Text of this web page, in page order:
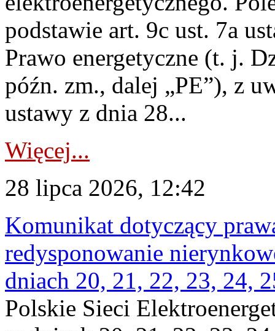
podstawie art. 9c ust. 7a
Prawo energetyczne (t. j.
późn. zm., dalej „PE”), z
ustawy z dnia 28...
Więcej...
28 lipca 2026, 12:42
Komunikat dotyczący
redysponowanie
dniach 20, 21, 22, 23, 24,
Polskie Sieci